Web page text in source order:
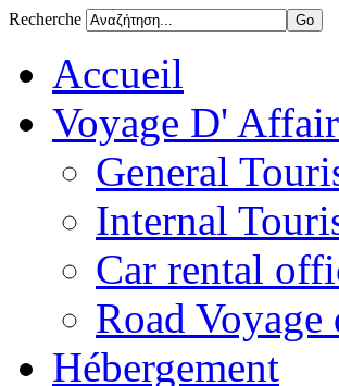
Recherche
Accueil
Voyage D'
General
Internal
Car rental
Road
Hébergement